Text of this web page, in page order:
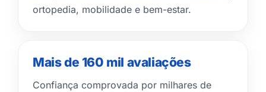
ortopedia, mobilidade e bem-estar.
Mais de 160 mil avaliações
Confiança comprovada por milhares de